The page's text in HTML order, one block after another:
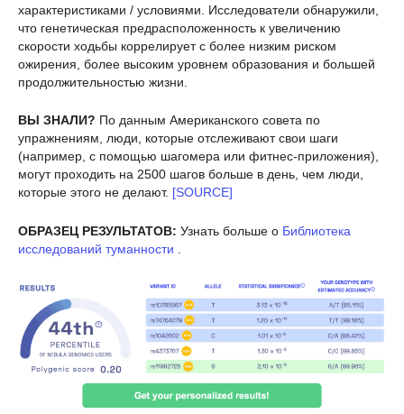
характеристиками / условиями. Исследователи обнаружили,
что генетическая предрасположенность к увеличению
скорости ходьбы коррелирует с более низким риском
ожирения, более высоким уровнем образования и большей
продолжительностью жизни.
ВЫ ЗНАЛИ? По данным Американского совета по
упражнениям, люди, которые отслеживают свои шаги
(например, с помощью шагомера или фитнес-приложения),
могут проходить на 2500 шагов больше в день, чем люди,
которые этого не делают. [SOURCE]
ОБРАЗЕЦ РЕЗУЛЬТАТОВ: Узнать больше о Библиотека
исследований туманности